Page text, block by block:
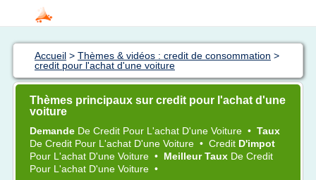
Accueil > Thèmes & vidéos : credit de consommation >
credit pour l'achat d'une voiture
Thèmes principaux sur credit pour l'achat d'une
voiture
Demande De Credit Pour L'achat D'une Voiture • Taux
De Credit Pour L'achat D'une Voiture • Credit D'impot
Pour L'achat D'une Voiture • Meilleur Taux De Credit
Pour L'achat D'une Voiture •